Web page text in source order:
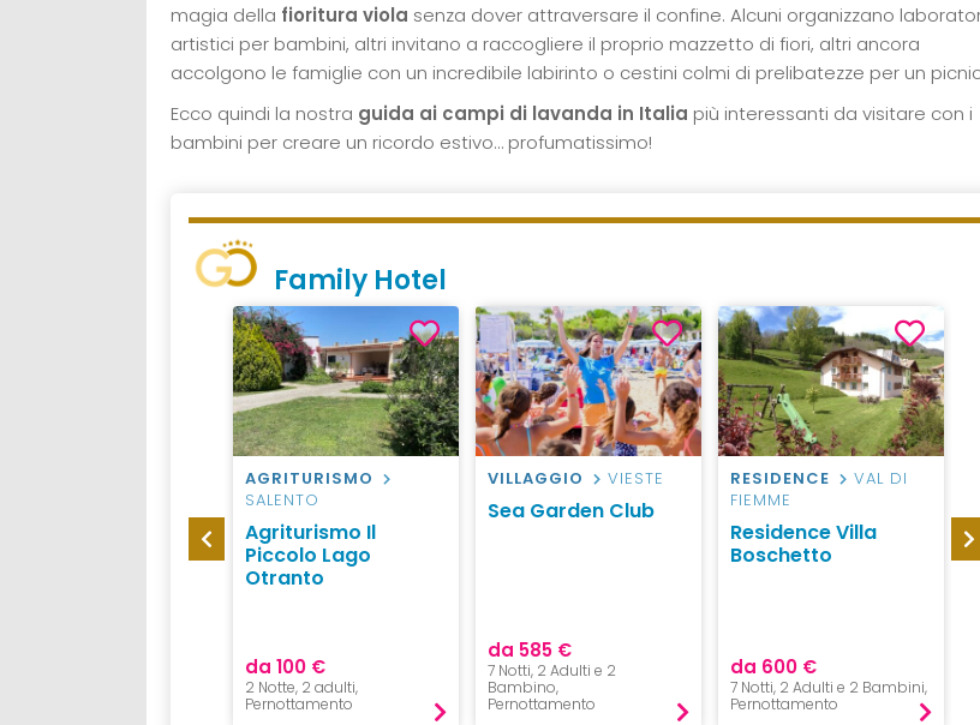
magia della fioritura viola senza dover attraversare il confine. Alcuni organizzano
artistici per bambini, altri invitano a raccogliere il proprio mazzetto di fiori, altri ancora
accolgono le famiglie con un incredibile labirinto o cestini colmi di prelibatezze per un
Ecco quindi la nostra guida ai campi di lavanda in Italia più interessanti da visitare con i
bambini per creare un ricordo estivo… profumatissimo!
Family Hotel
AGRITURISMO
SALENTO
Agriturismo Il
Piccolo Lago
Otranto
da 100 €
2 Notte, 2 adulti,
Pernottamento
VILLAGGIO VIESTE
Sea Garden Club
da 585 €
7 Notti, 2 Adulti e 2
Bambino,
Pernottamento
RESIDENCE
VAL DI
FIEMME
Residence Villa
Boschetto
da 600 €
7 Notti, 2 Adulti e 2 Bambini,
Pernottamento